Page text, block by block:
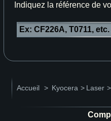
Indiquez la référence de
Accueil > Kyocera > Laser >